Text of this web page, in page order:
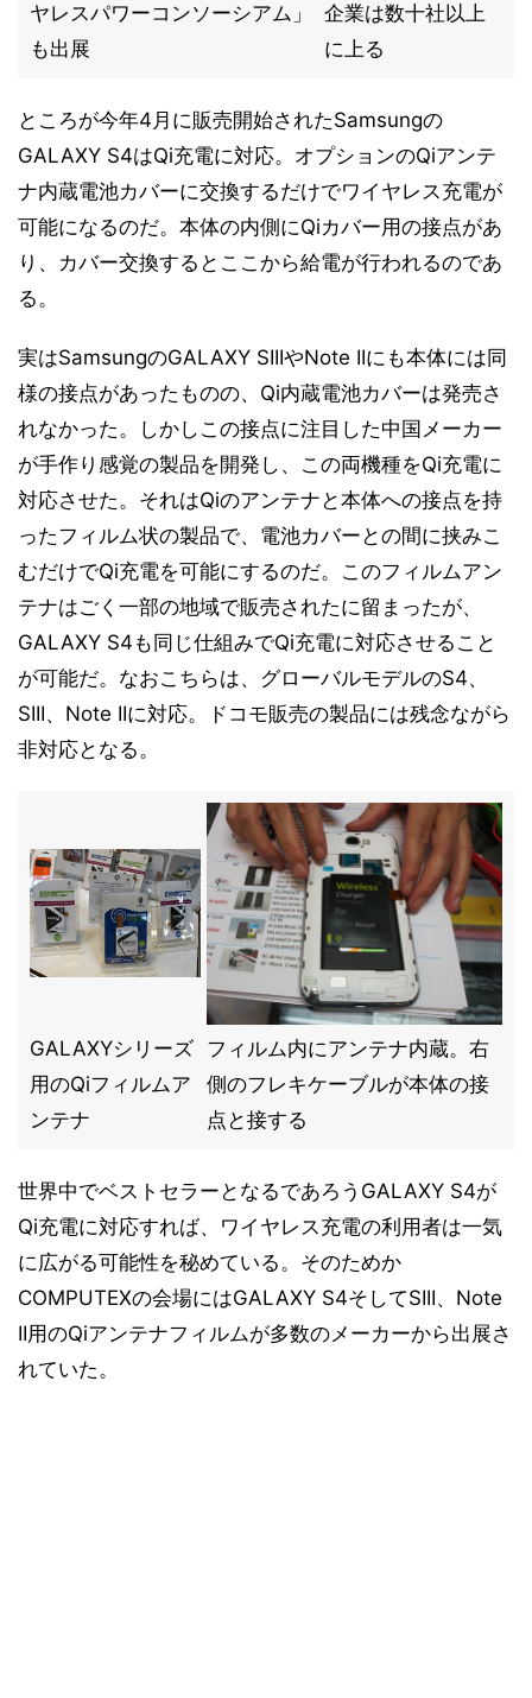
ヤレスパワーコンソーシアム」
も出展
企業は数十社以上
に上る
ところが今年4月に販売開始されたSamsungの
GALAXY S4はQi充電に対応。オプションのQiアンテ
ナ内蔵電池カバーに交換するだけでワイヤレス充電が
可能になるのだ。本体の内側にQiカバー用の接点があ
り、カバー交換するとここから給電が行われるのであ
る。
実はSamsungのGALAXY SIIIやNote IIにも本体には同
様の接点があったものの、Qi内蔵電池カバーは発売さ
れなかった。しかしこの接点に注目した中国メーカー
が手作り感覚の製品を開発し、この両機種をQi充電に
対応させた。それはQiのアンテナと本体への接点を持
ったフィルム状の製品で、電池カバーとの間に挟みこ
むだけでQi充電を可能にするのだ。このフィルムアン
テナはごく一部の地域で販売されたに留まったが、
GALAXY S4も同じ仕組みでQi充電に対応させること
が可能だ。なおこちらは、グローバルモデルのS4、
SIII、Note IIに対応。ドコモ販売の製品には残念ながら
非対応となる。
GALAXYシリーズ
用のQiフィルムア
ンテナ
フィルム内にアンテナ内蔵。右
側のフレキケーブルが本体の接
点と接する
世界中でベストセラーとなるであろうGALAXY S4が
Qi充電に対応すれば、ワイヤレス充電の利用者は一気
に広がる可能性を秘めている。そのためか
COMPUTEXの会場にはGALAXY S4そしてSIII、Note
II用のQiアンテナフィルムが多数のメーカーから出展さ
れていた。